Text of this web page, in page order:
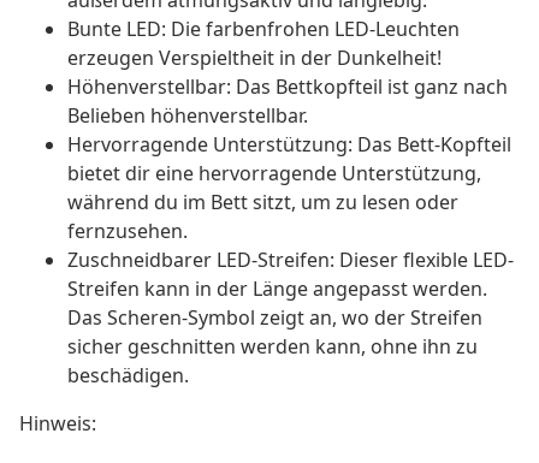
Bunte LED: Die farbenfrohen LED-Leuchten
erzeugen Verspieltheit in der Dunkelheit!
Höhenverstellbar: Das Bettkopfteil ist ganz nach
Belieben höhenverstellbar.
Hervorragende Unterstützung: Das Bett-Kopfteil
bietet dir eine hervorragende Unterstützung,
während du im Bett sitzt, um zu lesen oder
fernzusehen.
Zuschneidbarer LED-Streifen: Dieser flexible LED-
Streifen kann in der Länge angepasst werden.
Das Scheren-Symbol zeigt an, wo der Streifen
sicher geschnitten werden kann, ohne ihn zu
beschädigen.
Hinweis: